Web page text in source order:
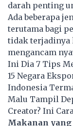
darah penting
Ada beberapa
terutama bagi
tidak terjadinya
mengancam
Ini Dia 7 Tips
15 Negara
Indonesia
Malu Tampil
Creator? Ini
Makanan